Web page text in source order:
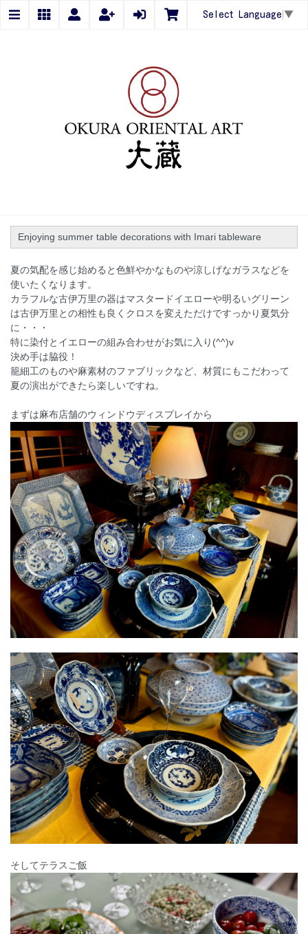
Select Language ▼
Enjoying summer table decorations with Imari tableware
夏の気配を感じ始めると色鮮やかなものや涼しげなガラスなどを
使いたくなります。
カラフルな古伊万里の器はマスタードイエローや明るいグリーン
は古伊万里との相性も良くクロスを変えただけですっかり夏気分
に・・・
特に染付とイエローの組み合わせがお気に入り(^^)v
決め手は脇役！
籠細工のものや麻素材のファブリックなど、材質にもこだわって
夏の演出ができたら楽しいですね。
まずは麻布店舗のウィンドウディスプレイから
そしてテラスご飯